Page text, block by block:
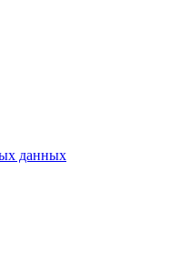
данных